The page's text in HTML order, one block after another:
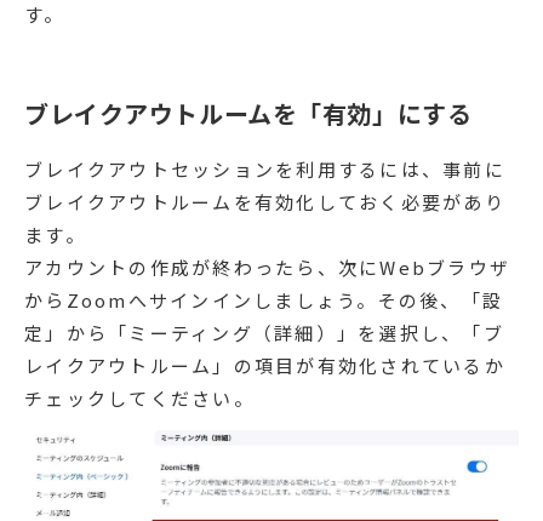
す。
ブレイクアウトルームを「有効」にする
ブレイクアウトセッションを利用するには、事前に
ブレイクアウトルームを有効化しておく必要があり
ます。
アカウントの作成が終わったら、次にWebブラウザ
からZoomへサインインしましょう。その後、「設
定」から「ミーティング（詳細）」を選択し、「ブ
レイクアウトルーム」の項目が有効化されているか
チェックしてください。